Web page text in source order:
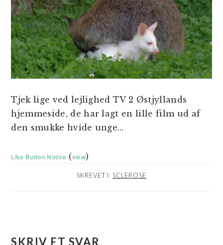
Tjek lige ved lejlighed TV 2 Østjyllands
hjemmeside, de har lagt en lille film ud af
den smukke hvide unge…
Like Button Notice (view)
SKREVET I: SCLEROSE
SKRIV ET SVAR